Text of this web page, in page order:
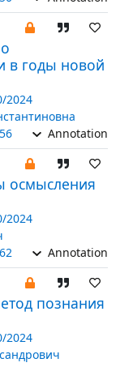
в годы новой
2024
Annotation
осмысления
2024
Annotation
познания
2024